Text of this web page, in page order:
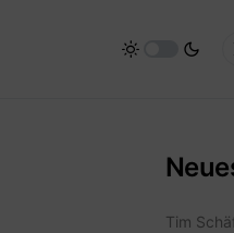
Tim